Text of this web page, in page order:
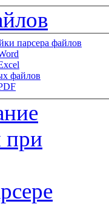
парсера файлов
файлов
при